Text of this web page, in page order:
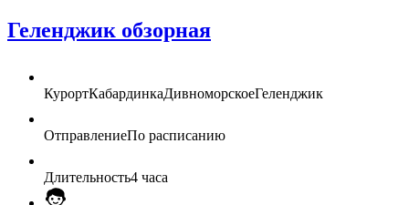
Геленджик обзорная
КурортКабардинкаДивноморскоеГеленджик
ОтправлениеПо расписанию
Длительность4 часа